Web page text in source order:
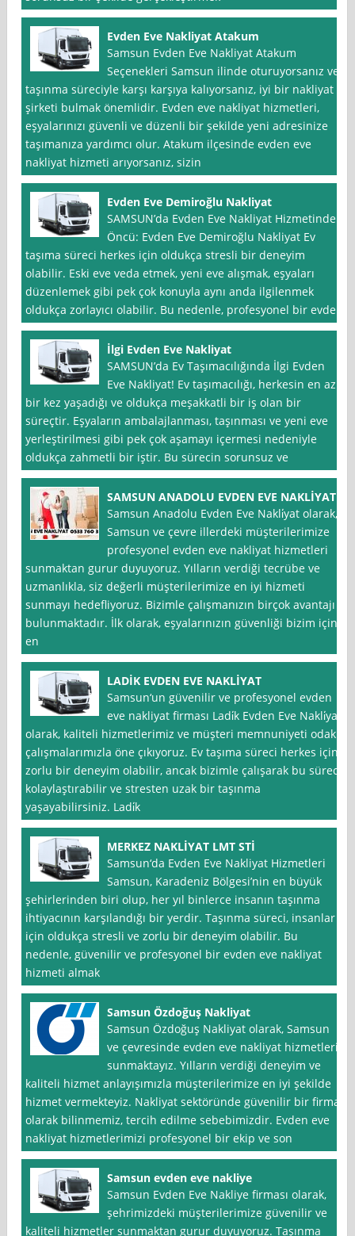
Evden Eve Nakliyat Atakum
Samsun Evden Eve Nakliyat Atakum
Seçenekleri Samsun ilinde oturuyorsanız ve
taşınma süreciyle karşı karşıya kalıyorsanız, iyi bir nakliyat
şirketi bulmak önemlidir. Evden eve nakliyat hizmetleri,
eşyalarınızı güvenli ve düzenli bir şekilde yeni adresinize
taşımanıza yardımcı olur. Atakum ilçesinde evden eve
nakliyat hizmeti arıyorsanız, sizin
Evden Eve Demiroğlu Nakliyat
SAMSUN’da Evden Eve Nakliyat Hizmetinde
Öncü: Evden Eve Demiroğlu Nakliyat Ev
taşıma süreci herkes için oldukça stresli bir deneyim
olabilir. Eski eve veda etmek, yeni eve alışmak, eşyaları
düzenlemek gibi pek çok konuyla aynı anda ilgilenmek
oldukça zorlayıcı olabilir. Bu nedenle, profesyonel bir evden
İlgi Evden Eve Nakliyat
SAMSUN’da Ev Taşımacılığında İlgi Evden
Eve Nakliyat! Ev taşımacılığı, herkesin en az
bir kez yaşadığı ve oldukça meşakkatli bir iş olan bir
süreçtir. Eşyaların ambalajlanması, taşınması ve yeni eve
yerleştirilmesi gibi pek çok aşamayı içermesi nedeniyle
oldukça zahmetli bir iştir. Bu sürecin sorunsuz ve
SAMSUN ANADOLU EVDEN EVE NAKLİYAT
Samsun Anadolu Evden Eve Nakli̇yat olarak,
Samsun ve çevre illerdeki müşterilerimize
profesyonel evden eve nakliyat hizmetleri
sunmaktan gurur duyuyoruz. Yılların verdiği tecrübe ve
uzmanlıkla, siz değerli müşterilerimize en iyi hizmeti
sunmayı hedefliyoruz. Bizimle çalışmanızın birçok avantajı
bulunmaktadır. İlk olarak, eşyalarınızın güvenliği bizim için
en
LADİK EVDEN EVE NAKLİYAT
Samsun‘un güvenilir ve profesyonel evden
eve nakliyat firması Ladi̇k Evden Eve Nakli̇yat
olarak, kaliteli hizmetlerimiz ve müşteri memnuniyeti odaklı
çalışmalarımızla öne çıkıyoruz. Ev taşıma süreci herkes için
zorlu bir deneyim olabilir, ancak bizimle çalışarak bu süreci
kolaylaştırabilir ve stresten uzak bir taşınma
yaşayabilirsiniz. Ladi̇k
MERKEZ NAKLİYAT LMT STİ
Samsun‘da Evden Eve Nakliyat Hizmetleri
Samsun, Karadeniz Bölgesi’nin en büyük
şehirlerinden biri olup, her yıl binlerce insanın taşınma
ihtiyacının karşılandığı bir yerdir. Taşınma süreci, insanlar
için oldukça stresli ve zorlu bir deneyim olabilir. Bu
nedenle, güvenilir ve profesyonel bir evden eve nakliyat
hizmeti almak
Samsun Özdoğuş Nakliyat
Samsun Özdoğuş Nakliyat olarak, Samsun
ve çevresinde evden eve nakliyat hizmetleri
sunmaktayız. Yılların verdiği deneyim ve
kaliteli hizmet anlayışımızla müşterilerimize en iyi şekilde
hizmet vermekteyiz. Nakliyat sektöründe güvenilir bir firma
olarak bilinmemiz, tercih edilme sebebimizdir. Evden eve
nakliyat hizmetlerimizi profesyonel bir ekip ve son
Samsun evden eve nakliye
Samsun Evden Eve Nakliye firması olarak,
şehrimizdeki müşterilerimize güvenilir ve
kaliteli hizmetler sunmaktan gurur duyuyoruz. Taşınma